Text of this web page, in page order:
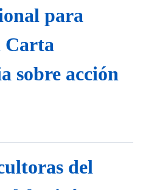
para
Carta
sobre acción
del